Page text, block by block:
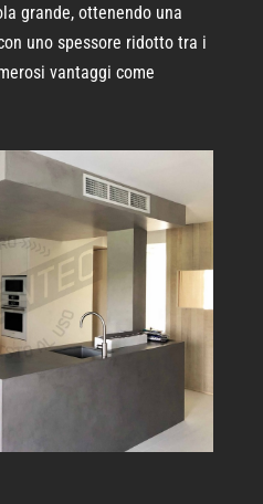
grande, ottenendo una
uno spessore ridotto tra i
vantaggi come